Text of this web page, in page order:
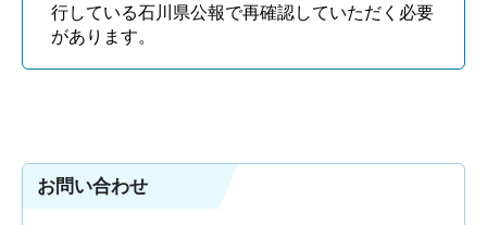
行している石川県公報で再確認していただく必要
があります。
お問い合わせ